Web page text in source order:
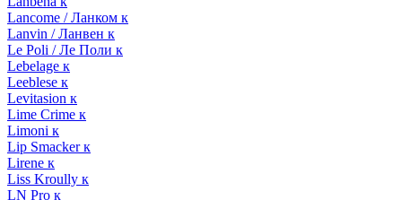
Lancome / Ланком к
Lanvin / Ланвен к
Le Poli / Ле Поли к
Lebelage к
Leeblese к
Levitasion к
Lime Crime к
Limoni к
Lip Smacker к
Lirene к
Liss Kroully к
LN Pro к